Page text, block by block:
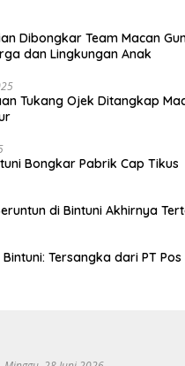
Dibongkar Team Macan
dan Lingkungan Anak
Tukang Ojek Ditangkap
Bongkar Pabrik Cap Tikus
di Bintuni Akhirnya
Tersangka dari PT